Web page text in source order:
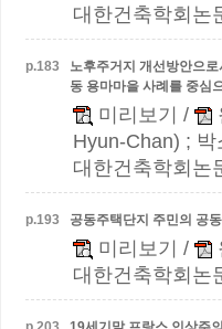
대한건축학회논
p.183 노후주거지 개선방안으
동 용마마을 사례를 중심
미리보기 /
Hyun-Chan) ;
대한건축학회논
p.193 공동주택단지 주민의 공
미리보기 /
대한건축학회논